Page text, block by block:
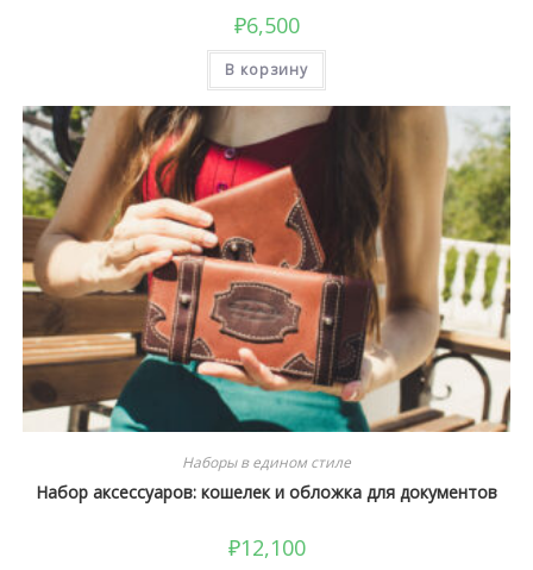
₽6,500
В корзину
Наборы в едином стиле
Набор аксессуаров: кошелек и обложка для документов
₽12,100